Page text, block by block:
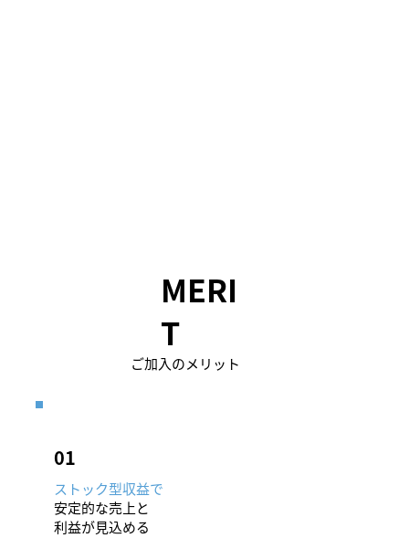
MERI
T
​ご加入のメリット
​01
ストック型収益で
安定的な売上と
利益が見込める